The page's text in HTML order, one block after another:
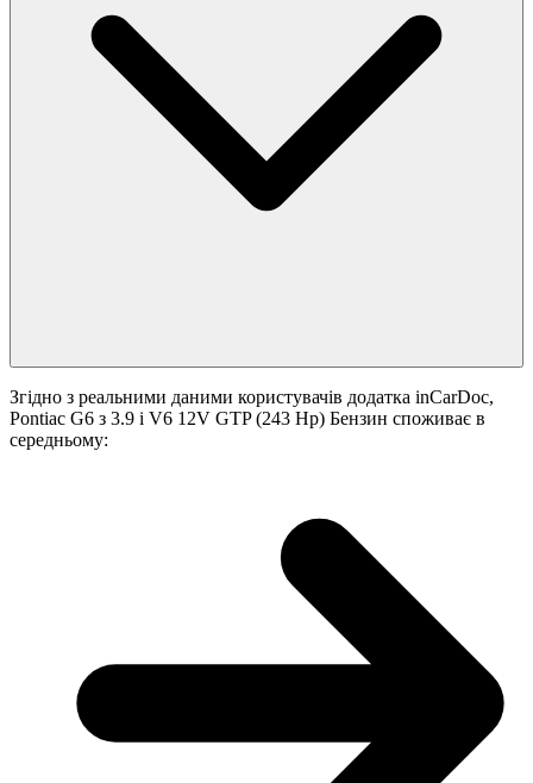
Згідно з реальними даними користувачів додатка inCarDoc,
Pontiac G6 з 3.9 i V6 12V GTP (243 Hp) Бензин споживає в
середньому: